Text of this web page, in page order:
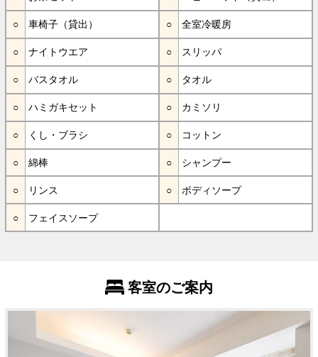
車椅子（貸出） 全室冷暖房
ナイトウエア スリッパ
バスタオル タオル
ハミガキセット カミソリ
くし・ブラシ コットン
綿棒 シャンプー
リンス ボディソープ
フェイスソープ
客室のご案内